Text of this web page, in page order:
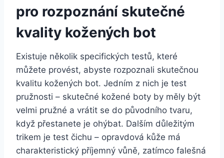
pro rozpoznání ​skutečné
‍kvality kožených bot
Existuje několik specifických testů, ⁢které​
můžete provést, abyste rozpoznali skutečnou
kvalitu⁢ kožených bot. Jedním z nich je test​
pružnosti – skutečné kožené boty by měly⁤ být
velmi pružné a vrátit se do⁣ původního ⁤tvaru,
když přestanete ⁤je ohýbat. Dalším⁣ důležitým
trikem je‌ test ​čichu – opravdová kůže má
charakteristický příjemný vůně, ⁤zatímco falešná